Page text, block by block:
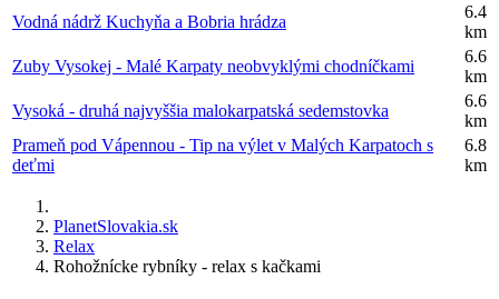
Vodná nádrž Kuchyňa a Bobria hrádza
6.4
km
Zuby Vysokej - Malé Karpaty neobvyklými chodníčkami
6.6
km
Vysoká - druhá najvyššia malokarpatská sedemstovka
6.6
km
Prameň pod Vápennou - Tip na výlet v Malých Karpatoch s
deťmi
6.8
km
PlanetSlovakia.sk
Relax
Rohožnícke rybníky - relax s kačkami